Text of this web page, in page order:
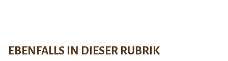
EBENFALLS IN DIESER RUBRIK